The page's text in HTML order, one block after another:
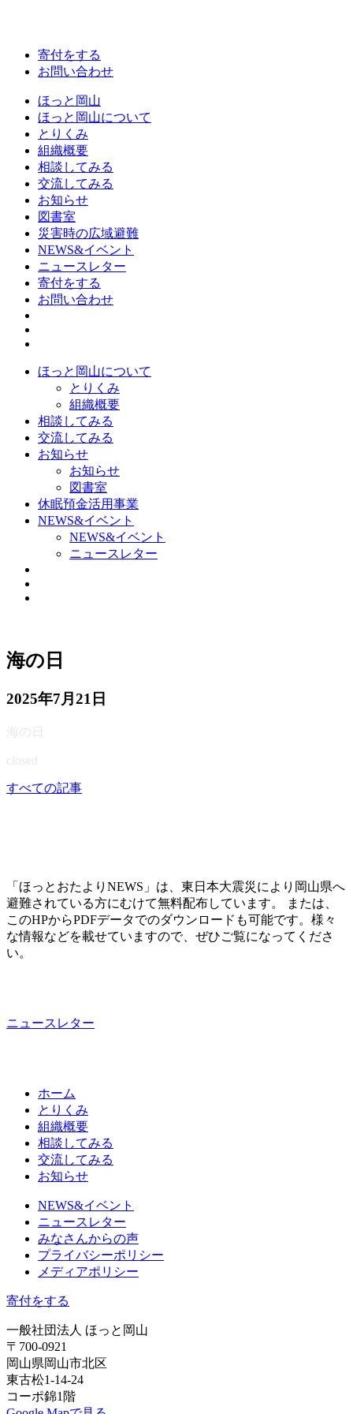
寄付をする
お問い合わせ
ほっと岡山
ほっと岡山について
とりくみ
組織概要
相談してみる
交流してみる
お知らせ
図書室
災害時の広域避難
NEWS&イベント
ニュースレター
寄付をする
お問い合わせ
ほっと岡山について
とりくみ
組織概要
相談してみる
交流してみる
お知らせ
お知らせ
図書室
休眠預金活用事業
NEWS&イベント
NEWS&イベント
ニュースレター
海の日
2025年7月21日
すべての記事
「ほっとおたよりNEWS」は、東日本大震災により岡山県へ
避難されている方にむけて無料配布しています。 または、
このHPからPDFデータでのダウンロードも可能です。様々
な情報などを載せていますので、ぜひご覧になってくださ
い。
ニュースレター
ホーム
とりくみ
組織概要
相談してみる
交流してみる
お知らせ
NEWS&イベント
ニュースレター
みなさんからの声
プライバシーポリシー
メディアポリシー
寄付をする
一般社団法人 ほっと岡山
〒700-0921
岡山県岡山市北区
東古松1-14-24
コーポ錦1階